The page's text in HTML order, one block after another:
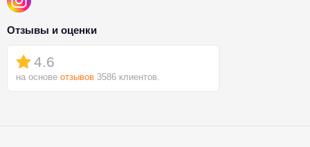
Отзывы и оценки
4.6
на основе отзывов 3586 клиентов.